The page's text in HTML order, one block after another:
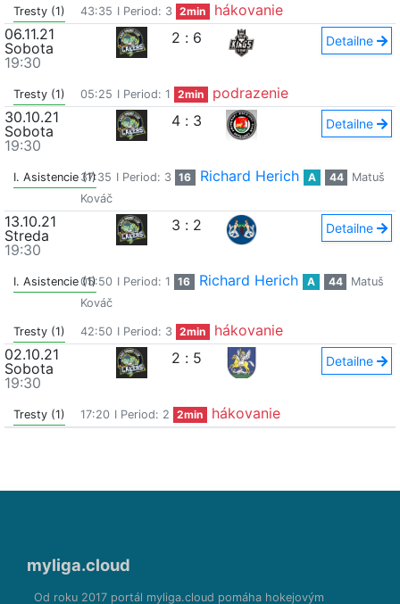
Tresty (1) 43:35 I Period: 3 2min
hákovanie
06.11.21
Sobota
19:30
2 : 6 Detailne
Tresty (1) 05:25 I Period: 1 2min
podrazenie
30.10.21
Sobota
19:30
4 : 3 Detailne
I. Asistencie (1)37:35 I Period: 3 16 Richard Herich A 44
Matuš
Kováč
13.10.21
Streda
19:30
3 : 2 Detailne
I. Asistencie (1)05:50 I Period: 1 16 Richard Herich A 44
Matuš
Kováč
Tresty (1) 42:50 I Period: 3 2min
hákovanie
02.10.21
Sobota
19:30
2 : 5 Detailne
Tresty (1) 17:20 I Period: 2 2min hákovanie
myliga.cloud
Od roku 2017 portál myliga.cloud pomáha hokejovým